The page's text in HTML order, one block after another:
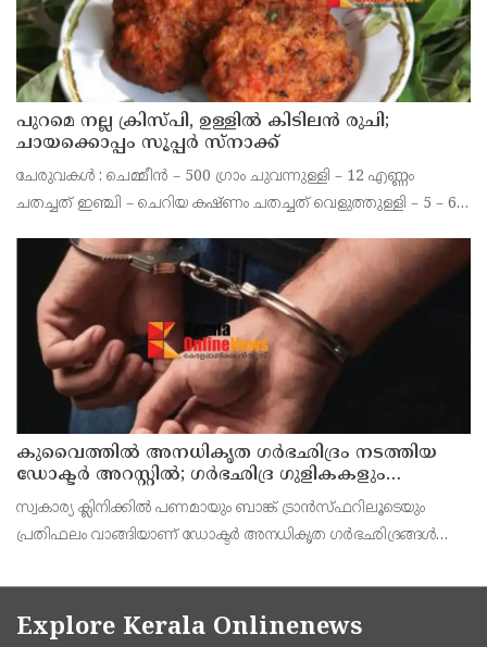
പുറമെ നല്ല ക്രിസ്പി, ഉള്ളിൽ കിടിലൻ രുചി;
ചായക്കൊപ്പം സൂപ്പർ സ്നാക്ക്
ചേരുവകൾ : ചെമ്മീൻ – 500 ഗ്രാം ചുവന്നുള്ളി – 12 എണ്ണം
ചതച്ചത് ഇഞ്ചി – ചെറിയ കഷ്ണം ചതച്ചത് വെളുത്തുള്ളി – 5 – 6
ടീസ്പൂൺ പെരുംജീരകം – 1/ 4 ടീസ്
കുവൈത്തില്‍ അനധികൃത ഗര്‍ഭഛിദ്രം നടത്തിയ
ഡോക്ടര്‍ അറസ്റ്റില്‍; ഗര്‍ഭഛിദ്ര ഗുളികകളും
പിടിച്ചെടുത്തു
സ്വകാര്യ ക്ലിനിക്കില്‍ പണമായും ബാങ്ക് ട്രാന്‍സ്ഫറിലൂടെയും
പ്രതിഫലം വാങ്ങിയാണ് ഡോക്ടര്‍ അനധികൃത ഗര്‍ഭഛിദ്രങ്ങള്‍
നിരീക്ഷണം ശക്തമാക്കി
Explore Kerala Onlinenews